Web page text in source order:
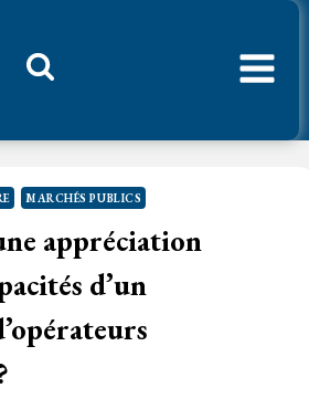
MARCHÉS PUBLICS
appréciation
d’un